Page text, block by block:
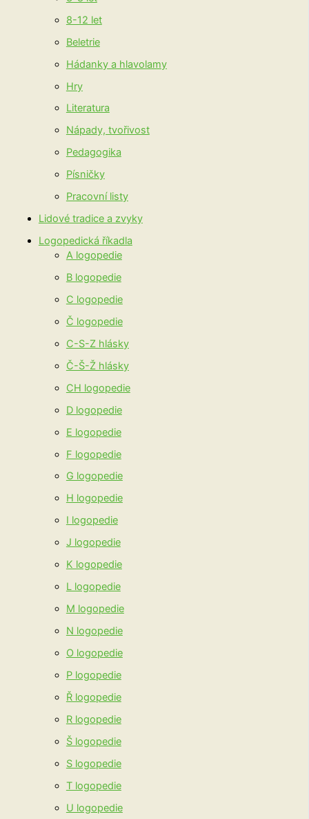
8-12 let
Beletrie
Hádanky a hlavolamy
Hry
Literatura
Nápady, tvořivost
Pedagogika
Písničky
Pracovní listy
Lidové tradice a zvyky
Logopedická říkadla
A logopedie
B logopedie
C logopedie
Č logopedie
C-S-Z hlásky
Č-Š-Ž hlásky
CH logopedie
D logopedie
E logopedie
F logopedie
G logopedie
H logopedie
I logopedie
J logopedie
K logopedie
L logopedie
M logopedie
N logopedie
O logopedie
P logopedie
Ř logopedie
R logopedie
Š logopedie
S logopedie
T logopedie
U logopedie